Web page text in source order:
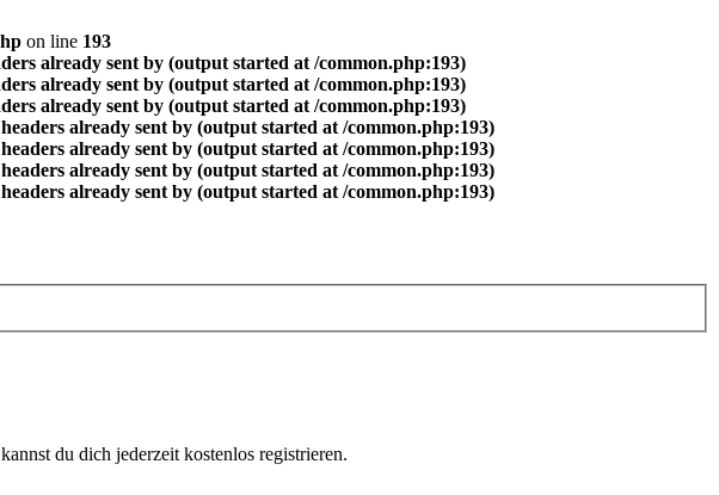
on line 193
already sent by (output started at /common.php:193)
already sent by (output started at /common.php:193)
already sent by (output started at /common.php:193)
already sent by (output started at /common.php:193)
already sent by (output started at /common.php:193)
already sent by (output started at /common.php:193)
already sent by (output started at /common.php:193)
du dich jederzeit kostenlos registrieren.